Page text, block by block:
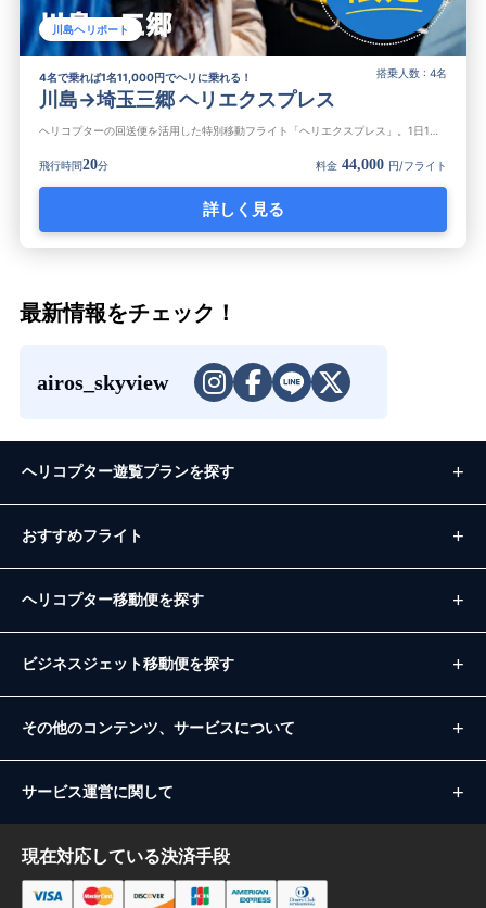
川島ヘリポート
搭乗人数 : 4名
4名で乗れば1名11,000円でヘリに乗れる！
川島→埼玉三郷 ヘリエクスプレス
飛行時間20分 料金 44,000 円/フライト
詳しく見る
最新情報をチェック！
airos_skyview
ヘリコプター遊覧プランを探す
おすすめフライト
ヘリコプター移動便を探す
ビジネスジェット移動便を探す
その他のコンテンツ、サービスについて
サービス運営に関して
現在対応している決済手段